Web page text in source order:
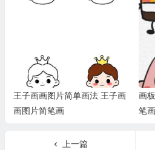
王子画画图片简单画法 王子画
画图片简笔画
画
笔画
上一篇